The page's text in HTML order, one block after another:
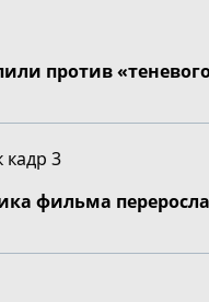
против
фильма